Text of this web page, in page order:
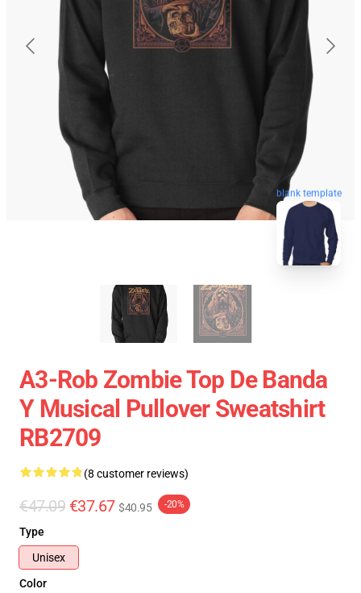
blank template
A3-Rob Zombie Top De Banda
Y Musical Pullover Sweatshirt
RB2709
(8 customer reviews)
€47.09 €37.67 $40.95 -20%
Type
Unisex
Color